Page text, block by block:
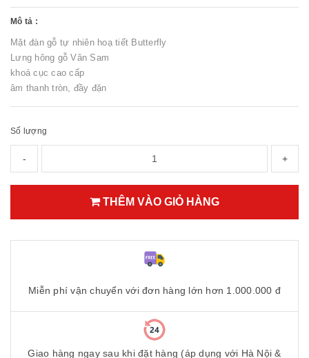
Mô tả :
Mặt đàn gỗ tự nhiên hoạ tiết Butterfly
Lưng hông gỗ Vân Sam
khoá cục cao cấp
âm thanh tròn, đầy đặn
Số lượng
- +
THÊM VÀO GIỎ HÀNG
Miễn phí vận chuyển với đơn hàng lớn hơn 1.000.000 đ
Giao hàng ngay sau khi đặt hàng (áp dụng với Hà Nội &